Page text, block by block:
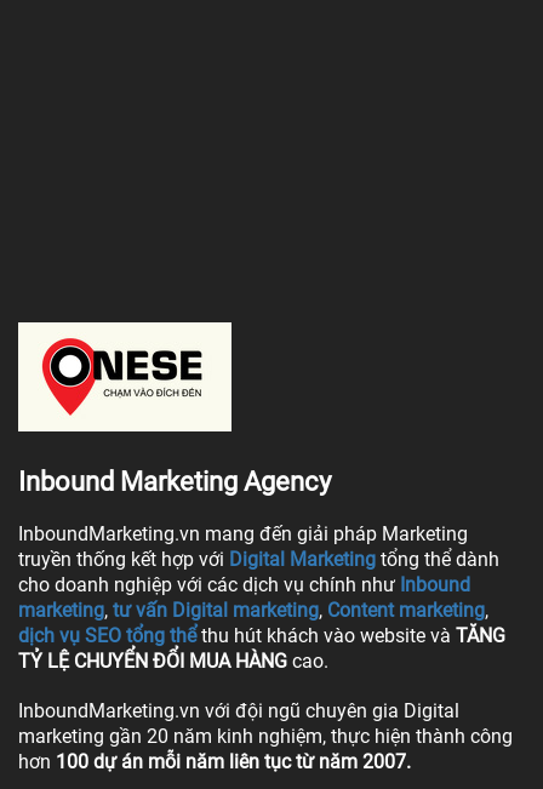
Inbound Marketing Agency
InboundMarketing.vn mang đến giải pháp Marketing
truyền thống kết hợp với Digital Marketing tổng thể dành
cho doanh nghiệp với các dịch vụ chính như Inbound
marketing, tư vấn Digital marketing, Content marketing,
dịch vụ SEO tổng thể thu hút khách vào website và TĂNG
TỶ LỆ CHUYỂN ĐỔI MUA HÀNG cao.
InboundMarketing.vn với đội ngũ chuyên gia Digital
marketing gần 20 năm kinh nghiệm, thực hiện thành công
hơn 100 dự án mỗi năm liên tục từ năm 2007.